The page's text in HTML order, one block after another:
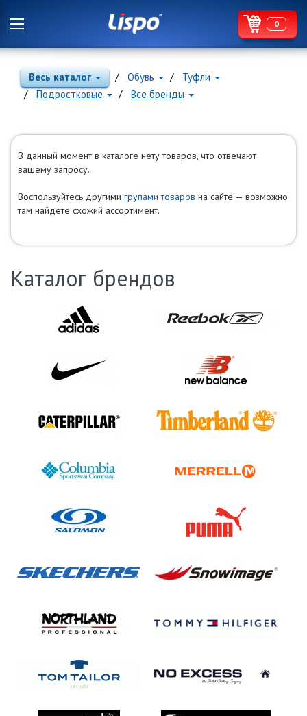
0
Весь каталог Обувь
Туфли
Подростковые
Все бренды
В данный момент в каталоге нету товаров, что отвечают
вашему запросу.
Воспользуйтесь другими групами товаров на сайте — возможно
там найдете схожий ассортимент.
Каталог брендов